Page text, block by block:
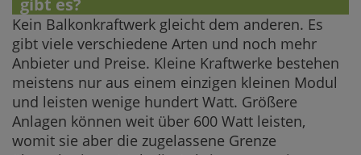
gibt es?
Kein Balkonkraftwerk gleicht dem anderen. Es
gibt viele verschiedene Arten und noch mehr
Anbieter und Preise. Kleine Kraftwerke bestehen
meistens nur aus einem einzigen kleinen Modul
und leisten wenige hundert Watt. Größere
Anlagen können weit über 600 Watt leisten,
womit sie aber die zugelassene Grenze